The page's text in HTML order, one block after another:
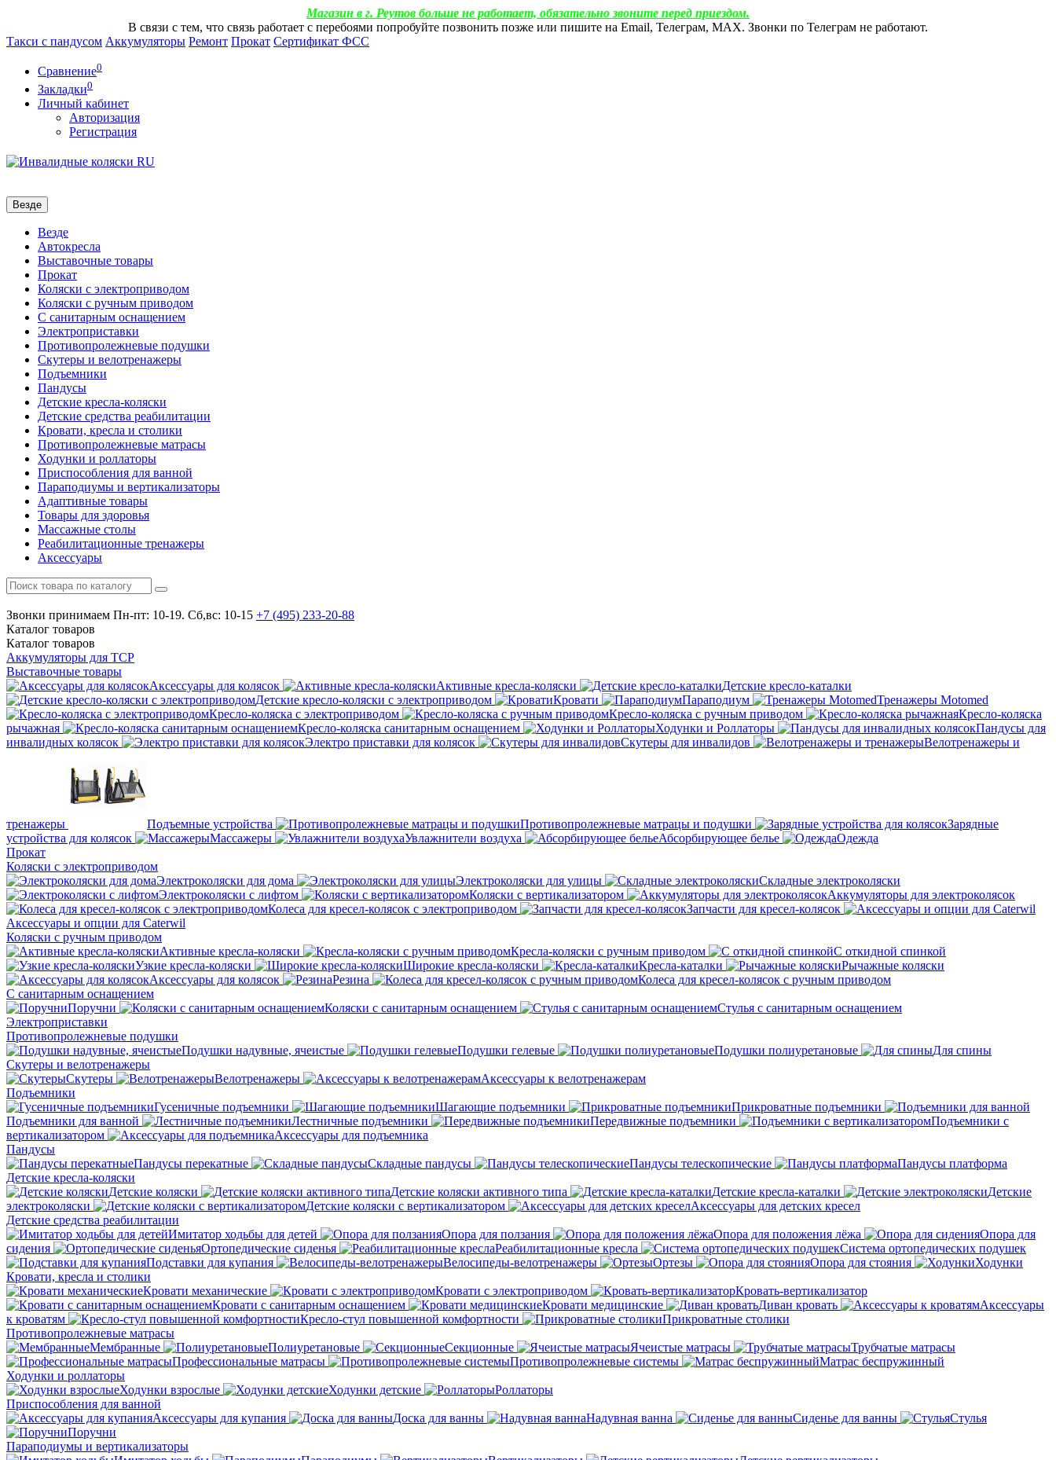
Магазин в г. Реутов больше не работает, обязательно звоните перед приездом.
В связи с тем, что связь работает с перебоями попробуйте позвонить позже или пишите на Email, Телеграм, МАХ. Звонки по Телеграм не работают.
Такси с пандусом Аккумуляторы Ремонт Прокат Сертификат ФСС
Сравнение0
Закладки0
Личный кабинет
Авторизация
Регистрация
Везде
Везде
Автокресла
Выставочные товары
Прокат
Коляски с электроприводом
Коляски с ручным приводом
С санитарным оснащением
Электроприставки
Противопролежневые подушки
Скутеры и велотренажеры
Подъемники
Пандусы
Детские кресла-коляски
Детские средства реабилитации
Кровати, кресла и столики
Противопролежневые матрасы
Ходунки и роллаторы
Приспособления для ванной
Параподиумы и вертикализаторы
Адаптивные товары
Товары для здоровья
Массажные столы
Реабилитационные тренажеры
Аксессуары
Звонки принимаем Пн-пт: 10-19. Сб,вс: 10-15 +7 (495) 233-20-88
Каталог товаров
Каталог товаров
Аккумуляторы для ТСР
Выставочные товары
Аксессуары для колясок
Активные кресла-коляски
Детские кресло-каталки
Детские кресло-коляски с электроприводом
Кровати Параподиум
Тренажеры Motomed
Кресло-коляска с электроприводом
Кресло-коляска с ручным приводом
Кресло-коляска
рычажная
Кресло-коляска санитарным оснащением Ходунки и Роллаторы
Пандусы для
инвалидных колясок
Электро приставки для колясок Скутеры для инвалидов Велотренажеры и
тренажеры Подъемные устройства Противопролежневые матрацы и подушки
Зарядные
устройства для колясок
Массажеры Увлажнители воздуха Абсорбирующее белье
Одежда
Прокат
Коляски с электроприводом
Электроколяски для дома
Электроколяски для улицы
Складные электроколяски
Электроколяски с лифтом
Коляски с вертикализатором
Аккумуляторы для электроколясок
Колеса для кресел-колясок с электроприводом
Запчасти для кресел-колясок
Аксессуары и опции для Caterwil
Коляски с ручным приводом
Активные кресла-коляски
Кресла-коляски с ручным приводом
С откидной спинкой
Узкие кресла-коляски
Широкие кресла-коляски Кресла-каталки
Рычажные коляски
Аксессуары для колясок
Резина
Колеса для кресел-колясок с ручным приводом
С санитарным оснащением
Поручни
Коляски с санитарным оснащением
Стулья с санитарным оснащением
Электроприставки
Противопролежневые подушки
Подушки надувные, ячеистые
Подушки гелевые Подушки полиуретановые
Для спины
Скутеры и велотренажеры
Скутеры
Велотренажеры
Аксессуары к велотренажерам
Подъемники
Гусеничные подъемники
Шагающие подъемники
Прикроватные подъемники
Подъемники для ванной
Лестничные подъемники Передвижные подъемники
Подъемники с
вертикализатором
Аксессуары для подъемника
Пандусы
Пандусы перекатные
Складные пандусы Пандусы телескопические
Пандусы платформа
Детские кресла-коляски
Детские коляски
Детские коляски активного типа Детские кресла-каталки
Детские
электроколяски
Детские коляски с вертикализатором
Аксессуары для детских кресел
Детские средства реабилитации
Имитатор ходьбы для детей
Опора для ползания Опора для положения лёжа
Опора для
сидения
Ортопедические сиденья Реабилитационные кресла
Система ортопедических подушек
Подставки для купания
Велосипеды-велотренажеры Ортезы Опора для стояния
Ходунки
Кровати, кресла и столики
Кровати механические
Кровати с электроприводом
Кровать-вертикализатор
Кровати с санитарным оснащением
Кровати медицинские Диван кровать
Аксессуары
к кроватям
Кресло-стул повышенной комфортности
Прикроватные столики
Противопролежневые матрасы
Мембранные
Полиуретановые Секционные Ячеистые матрасы
Трубчатые матрасы
Профессиональные матрасы
Противопролежневые системы
Матрас беспружинный
Ходунки и роллаторы
Ходунки взрослые
Ходунки детские
Роллаторы
Приспособления для ванной
Аксессуары для купания
Доска для ванны Надувная ванна Сиденье для ванны
Стулья
Поручни
Параподиумы и вертикализаторы